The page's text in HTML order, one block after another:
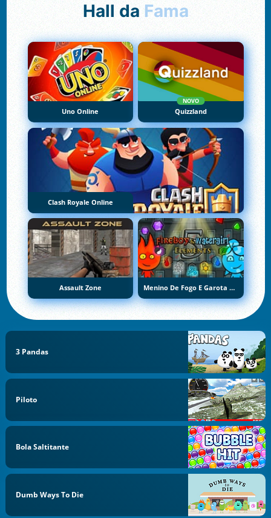
Hall da Fama
Uno Online
NOVO
Quizzland
Clash Royale Online
Assault Zone Menino De Fogo E Garota De Água 5: Elementos
3 Pandas
Piloto
Bola Saltitante
Dumb Ways To Die